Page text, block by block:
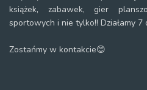
książek, zabawek, gier
sportowych i nie tylko!! Działamy
Zostańmy w kontakcie😊